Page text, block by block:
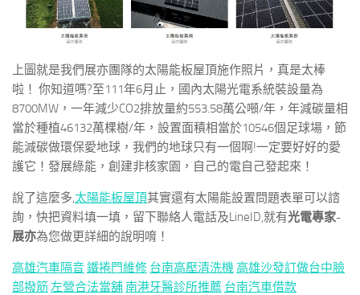
上圖就是我們展亦團隊的太陽能板屋頂施作照片，真是太棒
啦！ 你知道嗎?至111年6月止，國內太陽光電系統裝設量為
8700MW，一年減少CO2排放量約553.58萬公噸/年，年減碳量相
當於種植46132萬棵樹/年，設置面積相當於10546個足球場，節
能減碳做環保愛地球，我們的地球只有一個啊!一定要好好的愛
護它！發展綠能，創建非核家園，自己的電自己發起來！
說了這麼多, 太陽能板屋頂其實還有太陽能設置問題表單可以諮
詢，快把資料填一填，留下聯絡人電話及LineID,就有光電專家-
展亦為您做更詳細的說明唷！
高雄汽車隔音鐵捲門維修 台南高壓清洗機 高雄沙發訂做台中臉
部撥筋 左營合法當舖南港牙醫診所推薦 台南汽車借款